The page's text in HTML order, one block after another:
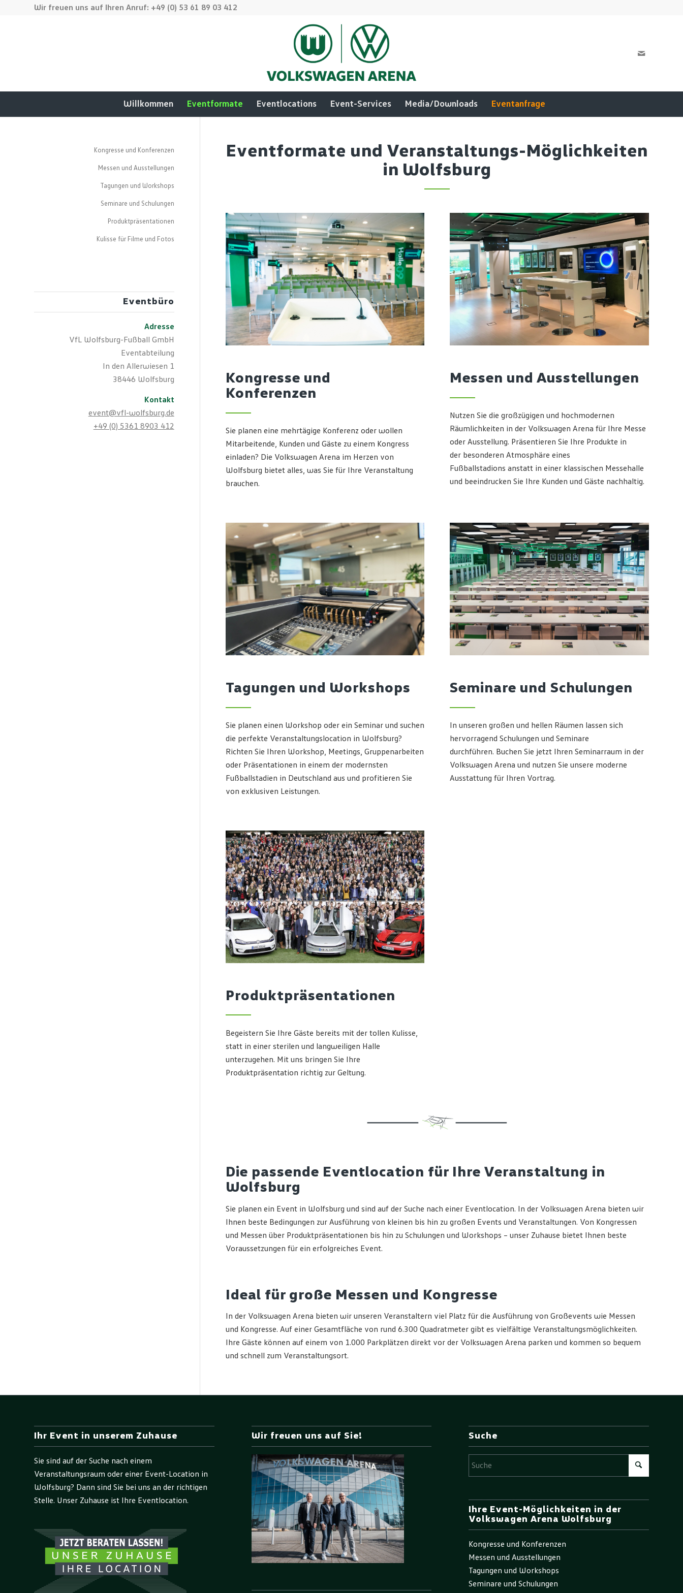
Wir freuen uns auf Ihren Anruf: +49 (0) 53 61 89 03 412
Willkommen Eventformate Eventlocations Event-Services Media/Downloads Eventanfrage
Eventformate und Veranstaltungs-Möglichkeiten
in Wolfsburg
Kongresse und
Konferenzen
Sie planen eine mehrtägige Konferenz oder wollen
Mitarbeitende, Kunden und Gäste zu einem Kongress
einladen? Die Volkswagen Arena im Herzen von
Wolfsburg bietet alles, was Sie für Ihre Veranstaltung
brauchen.
Messen und Ausstellungen
Nutzen Sie die großzügigen und hochmodernen
Räumlichkeiten in der Volkswagen Arena für Ihre Messe
oder Ausstellung. Präsentieren Sie Ihre Produkte in
der besonderen Atmosphäre eines
Fußballstadions anstatt in einer klassischen Messehalle
und beeindrucken Sie Ihre Kunden und Gäste nachhaltig.
Tagungen und Workshops
Sie planen einen Workshop oder ein Seminar und suchen
die perfekte Veranstaltungslocation in Wolfsburg?
Richten Sie Ihren Workshop, Meetings, Gruppenarbeiten
oder Präsentationen in einem der modernsten
Fußballstadien in Deutschland aus und profitieren Sie
von exklusiven Leistungen.
Seminare und Schulungen
In unseren großen und hellen Räumen lassen sich
hervorragend Schulungen und Seminare
durchführen. Buchen Sie jetzt Ihren Seminarraum in der
Volkswagen Arena und nutzen Sie unsere moderne
Ausstattung für Ihren Vortrag.
Produktpräsentationen
Begeistern Sie Ihre Gäste bereits mit der tollen Kulisse,
statt in einer sterilen und langweiligen Halle
unterzugehen. Mit uns bringen Sie Ihre
Produktpräsentation richtig zur Geltung.
Die passende Eventlocation für Ihre Veranstaltung in
Wolfsburg
Sie planen ein Event in Wolfsburg und sind auf der Suche nach einer Eventlocation. In der Volkswagen Arena bieten wir
Ihnen beste Bedingungen zur Ausführung von kleinen bis hin zu großen Events und Veranstaltungen. Von Kongressen
und Messen über Produktpräsentationen bis hin zu Schulungen und Workshops – unser Zuhause bietet Ihnen beste
Voraussetzungen für ein erfolgreiches Event.
Ideal für große Messen und Kongresse
In der Volkswagen Arena bieten wir unseren Veranstaltern viel Platz für die Ausführung von Großevents wie Messen
und Kongresse. Auf einer Gesamtfläche von rund 6.300 Quadratmeter gibt es vielfältige Veranstaltungsmöglichkeiten.
Ihre Gäste können auf einem von 1.000 Parkplätzen direkt vor der Volkswagen Arena parken und kommen so bequem
und schnell zum Veranstaltungsort.
Kongresse und Konferenzen
Messen und Ausstellungen
Tagungen und Workshops
Seminare und Schulungen
Produktpräsentationen
Kulisse für Filme und Fotos
Eventbüro
Adresse
VfL Wolfsburg-Fußball GmbH
Eventabteilung
In den Allerwiesen 1
38446 Wolfsburg
Kontakt
event@vfl-wolfsburg.de
+49 (0) 5361 8903 412
Ihr Event in unserem Zuhause
Sie sind auf der Suche nach einem
Veranstaltungsraum oder einer Event-Location in
Wolfsburg? Dann sind Sie bei uns an der richtigen
Stelle. Unser Zuhause ist Ihre Eventlocation.
Wir freuen uns auf Sie! Suche
Ihre Event-Möglichkeiten in der
Volkswagen Arena Wolfsburg
Kongresse und Konferenzen
Messen und Ausstellungen
Tagungen und Workshops
Seminare und Schulungen